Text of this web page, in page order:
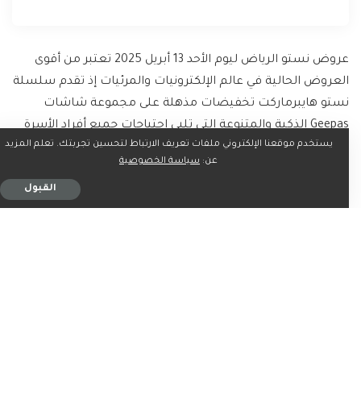
عروض نستو الرياض ليوم الأحد 13 أبريل 2025 تعتبر من أقوى
العروض الحالية في عالم الإلكترونيات والمرئيات إذ تقدم سلسلة
نستو هايبرماركت تخفيضات مذهلة على مجموعة شاشات
Geepas الذكية والمتنوعة التي تلبي احتياجات جميع أفراد الأسرة
سواء كنت تبحث عن شاشة كبيرة للسينما المنزلية أو حجم
يستخدم موقعنا الإلكتروني ملفات تعريف الارتباط لتحسين تجربتك. تعلم المزيد
عن: سياسة الخصوصية
القبول